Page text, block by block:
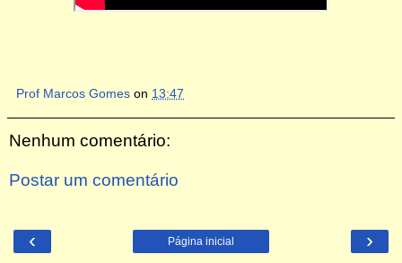
Prof Marcos Gomes on 13:47
Nenhum comentário:
Postar um comentário
‹ ›
Página inicial